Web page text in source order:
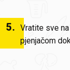
5. Vratite sve
pjenjačom